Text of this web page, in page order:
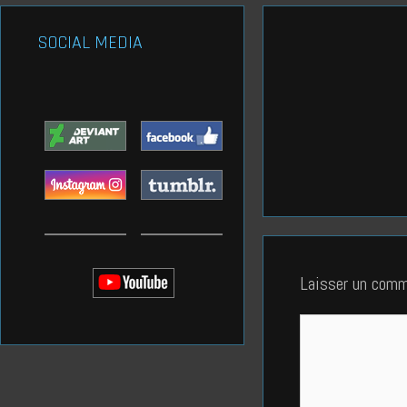
Laisser un
SOCIAL MEDIA